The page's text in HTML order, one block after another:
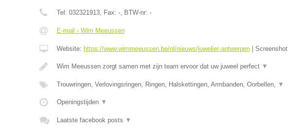
Tel: 032321913, Fax: -, BTW-nr: -
E-mail › Wim Meeussen
Website: https://www.wimmeeussen.be/nl/nieuws/juwelier-antwerpen| Screenshot
Wim Meeussen zorgt samen met zijn team ervoor dat uw juweel perfect ▼
Trouwringen, Verlovingsringen, Ringen, Halskettingen, Armbanden, Oorbellen, ▼
Openingstijden ▼
Laatste facebook posts ▼